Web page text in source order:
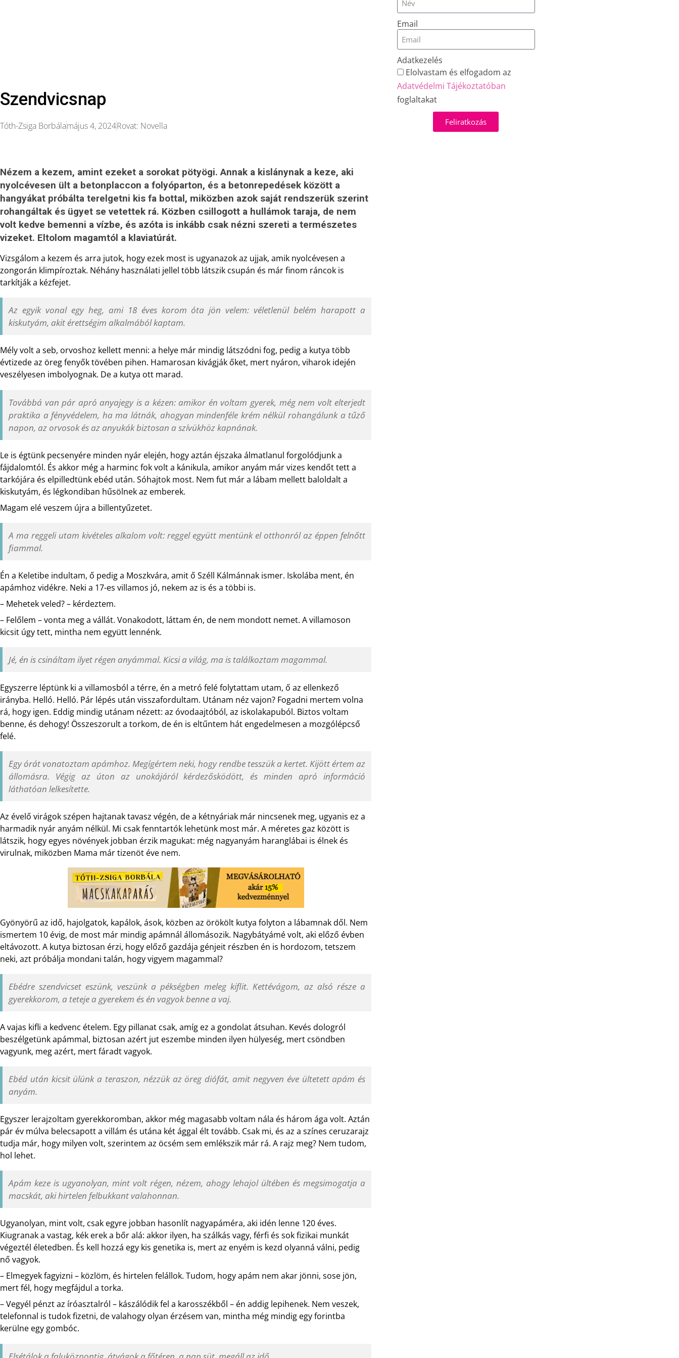
Szendvicsnap
Tóth-Zsiga Borbálamájus 4, 2024Rovat: Novella
Nézem a kezem, amint ezeket a sorokat pötyögi. Annak a kislánynak a keze, aki
nyolcévesen ült a betonplaccon a folyóparton, és a betonrepedések között a
hangyákat próbálta terelgetni kis fa bottal, miközben azok saját rendszerük szerint
rohangáltak és ügyet se vetettek rá. Közben csillogott a hullámok taraja, de nem
volt kedve bemenni a vízbe, és azóta is inkább csak nézni szereti a természetes
vizeket. Eltolom magamtól a klaviatúrát.
Vizsgálom a kezem és arra jutok, hogy ezek most is ugyanazok az ujjak, amik nyolcévesen a
zongorán klimpíroztak. Néhány használati jellel több látszik csupán és már finom ráncok is
tarkítják a kézfejet.
Az egyik vonal egy heg, ami 18 éves korom óta jön velem: véletlenül belém harapott a
kiskutyám, akit érettségim alkalmából kaptam.
Mély volt a seb, orvoshoz kellett menni: a helye már mindig látszódni fog, pedig a kutya több
évtizede az öreg fenyők tövében pihen. Hamarosan kivágják őket, mert nyáron, viharok idején
veszélyesen imbolyognak. De a kutya ott marad.
Továbbá van pár apró anyajegy is a kézen: amikor én voltam gyerek, még nem volt elterjedt
praktika a fényvédelem, ha ma látnák, ahogyan mindenféle krém nélkül rohangálunk a tűző
napon, az orvosok és az anyukák biztosan a szívükhöz kapnának.
Le is égtünk pecsenyére minden nyár elején, hogy aztán éjszaka álmatlanul forgolódjunk a
fájdalomtól. És akkor még a harminc fok volt a kánikula, amikor anyám már vizes kendőt tett a
tarkójára és elpilledtünk ebéd után. Sóhajtok most. Nem fut már a lábam mellett baloldalt a
kiskutyám, és légkondiban hűsölnek az emberek.
Magam elé veszem újra a billentyűzetet.
A ma reggeli utam kivételes alkalom volt: reggel együtt mentünk el otthonról az éppen felnőtt
fiammal.
Én a Keletibe indultam, ő pedig a Moszkvára, amit ő Széll Kálmánnak ismer. Iskolába ment, én
apámhoz vidékre. Neki a 17-es villamos jó, nekem az is és a többi is.
– Mehetek veled? – kérdeztem.
– Felőlem – vonta meg a vállát. Vonakodott, láttam én, de nem mondott nemet. A villamoson
kicsit úgy tett, mintha nem együtt lennénk.
Jé, én is csináltam ilyet régen anyámmal. Kicsi a világ, ma is találkoztam magammal.
Egyszerre léptünk ki a villamosból a térre, én a metró felé folytattam utam, ő az ellenkező
irányba. Helló. Helló. Pár lépés után visszafordultam. Utánam néz vajon? Fogadni mertem volna
rá, hogy igen. Eddig mindig utánam nézett: az óvodaajtóból, az iskolakapuból. Biztos voltam
benne, és dehogy! Összeszorult a torkom, de én is eltűntem hát engedelmesen a mozgólépcső
felé.
Egy órát vonatoztam apámhoz. Megígértem neki, hogy rendbe tesszük a kertet. Kijött értem az
állomásra. Végig az úton az unokájáról kérdezősködött, és minden apró információ
láthatóan lelkesítette.
Az évelő virágok szépen hajtanak tavasz végén, de a kétnyáriak már nincsenek meg, ugyanis ez a
harmadik nyár anyám nélkül. Mi csak fenntartók lehetünk most már. A méretes gaz között is
látszik, hogy egyes növények jobban érzik magukat: még nagyanyám haranglábai is élnek és
virulnak, miközben Mama már tizenöt éve nem.
Gyönyörű az idő, hajolgatok, kapálok, ások, közben az örökölt kutya folyton a lábamnak dől. Nem
ismertem 10 évig, de most már mindig apámnál állomásozik. Nagybátyámé volt, aki előző évben
eltávozott. A kutya biztosan érzi, hogy előző gazdája génjeit részben én is hordozom, tetszem
neki, azt próbálja mondani talán, hogy vigyem magammal?
Ebédre szendvicset eszünk, veszünk a pékségben meleg kiflit. Kettévágom, az alsó része a
gyerekkorom, a teteje a gyerekem és én vagyok benne a vaj.
A vajas kifli a kedvenc ételem. Egy pillanat csak, amíg ez a gondolat átsuhan. Kevés dologról
beszélgetünk apámmal, biztosan azért jut eszembe minden ilyen hülyeség, mert csöndben
vagyunk, meg azért, mert fáradt vagyok.
Ebéd után kicsit ülünk a teraszon, nézzük az öreg diófát, amit negyven éve ültetett apám és
anyám.
Egyszer lerajzoltam gyerekkoromban, akkor még magasabb voltam nála és három ága volt. Aztán
pár év múlva belecsapott a villám és utána két ággal élt tovább. Csak mi, és az a színes ceruzarajz
tudja már, hogy milyen volt, szerintem az öcsém sem emlékszik már rá. A rajz meg? Nem tudom,
hol lehet.
Apám keze is ugyanolyan, mint volt régen, nézem, ahogy lehajol ültében és megsimogatja a
macskát, aki hirtelen felbukkant valahonnan.
Ugyanolyan, mint volt, csak egyre jobban hasonlít nagyapáméra, aki idén lenne 120 éves.
Kiugranak a vastag, kék erek a bőr alá: akkor ilyen, ha szálkás vagy, férfi és sok fizikai munkát
végeztél életedben. És kell hozzá egy kis genetika is, mert az enyém is kezd olyanná válni, pedig
nő vagyok.
– Elmegyek fagyizni – közlöm, és hirtelen felállok. Tudom, hogy apám nem akar jönni, sose jön,
mert fél, hogy megfájdul a torka.
– Vegyél pénzt az íróasztalról – kászálódik fel a karosszékből – én addig lepihenek. Nem veszek,
telefonnal is tudok fizetni, de valahogy olyan érzésem van, mintha még mindig egy forintba
kerülne egy gombóc.
Email
Adatkezelés
Elolvastam és elfogadom az
Adatvédelmi Tájékoztatóban
foglaltakat
Feliratkozás